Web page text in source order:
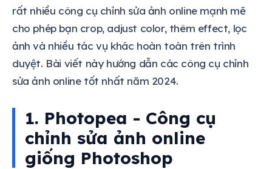
rất nhiều công cụ chỉnh sửa ảnh online mạnh mẽ
cho phép bạn crop, adjust color, thêm effect, lọc
ảnh và nhiều tác vụ khác hoàn toàn trên trình
duyệt. Bài viết này hướng dẫn các công cụ chỉnh
sửa ảnh online tốt nhất năm 2024.
1. Photopea - Công cụ
chỉnh sửa ảnh online
giống Photoshop